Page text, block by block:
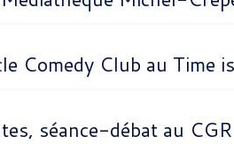
Comedy Club au Time
séance-débat au